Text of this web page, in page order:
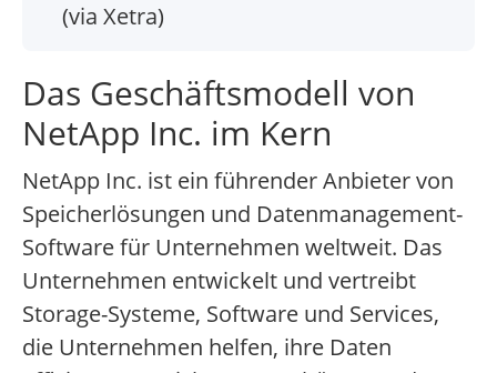
(via Xetra)
Das Geschäftsmodell von
NetApp Inc. im Kern
NetApp Inc. ist ein führender Anbieter von
Speicherlösungen und Datenmanagement-
Software für Unternehmen weltweit. Das
Unternehmen entwickelt und vertreibt
Storage-Systeme, Software und Services,
die Unternehmen helfen, ihre Daten